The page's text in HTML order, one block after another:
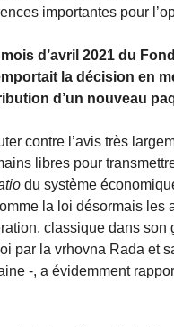
importantes pour
d’avril 2021 du
la décision en
d’un nouveau
contre l’avis très
libres pour
du système
la loi désormais les
classique dans
par la vrhovna Rada et
-, a évidemment